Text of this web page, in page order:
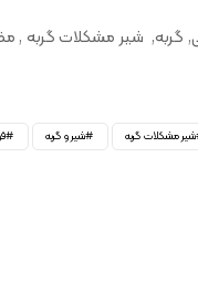
گربه, شیر مشکلات گربه ,
شیر مشکلات گربه شیر و گربه